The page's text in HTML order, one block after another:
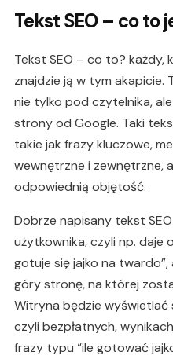
Tekst SEO – co to
Tekst SEO – co to?
znajdzie ją w tym akapicie.
nie tylko pod czytelnika,
strony od Google. Taki
takie jak frazy kluczowe,
wewnętrzne i zewnętrzne,
odpowiednią objętość.
Dobrze napisany tekst
użytkownika, czyli np. daje
gotuje się jajko na
góry stronę, na której
Witryna będzie wyświetlać
czyli bezpłatnych,
frazy typu “ile gotować